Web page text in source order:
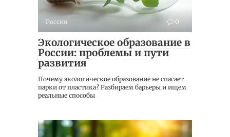
Россия 0
Экологическое образование в
России: проблемы и пути
развития
Почему экологическое образование не спасает
парки от пластика? Разбираем барьеры и ищем
реальные способы